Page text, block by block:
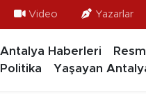
Video Yazarlar
Antalya Haberleri
Politika
Yaşayan